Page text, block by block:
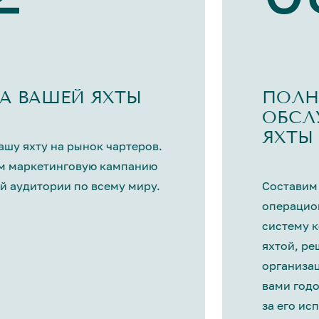
ВАШЕЙ ЯХТЫ
яхту на рынок чартеров.
маркетинговую кампанию
аудитории по всему миру.
ЯХТЫ
систему
яхтой,
вами
за его